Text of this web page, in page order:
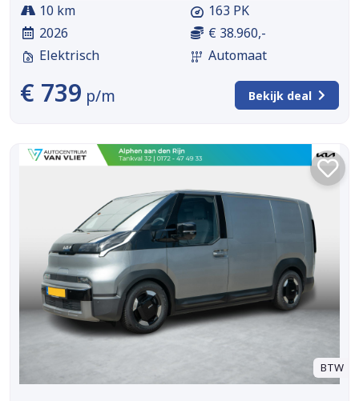
10 km
2026
Elektrisch
163 PK
€ 38.960,-
Automaat
€ 739 p/m Bekijk deal
BTW